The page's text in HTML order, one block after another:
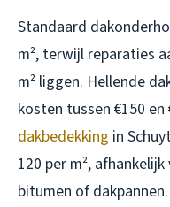
Standaard
m², terwijl reparaties
m² liggen. Hellende
kosten tussen €150 en
dakbedekking in
120 per m²,
bitumen of